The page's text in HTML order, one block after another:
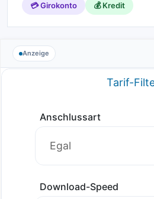
💳 Girokonto
💰 Kredit
Anzeige